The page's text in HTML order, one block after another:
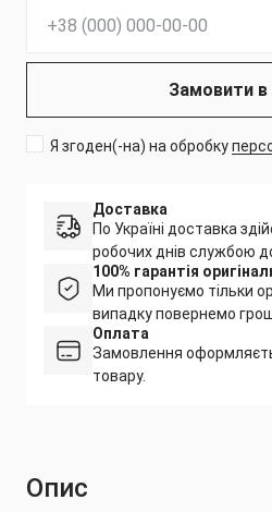
Замовити в
Я згоден(-на) на обробку
Доставка
По Україні доставка
робочих днів службою
100% гарантія
Ми пропонуємо тільки
випадку повернемо
Оплата
Замовлення
товару.
Опис